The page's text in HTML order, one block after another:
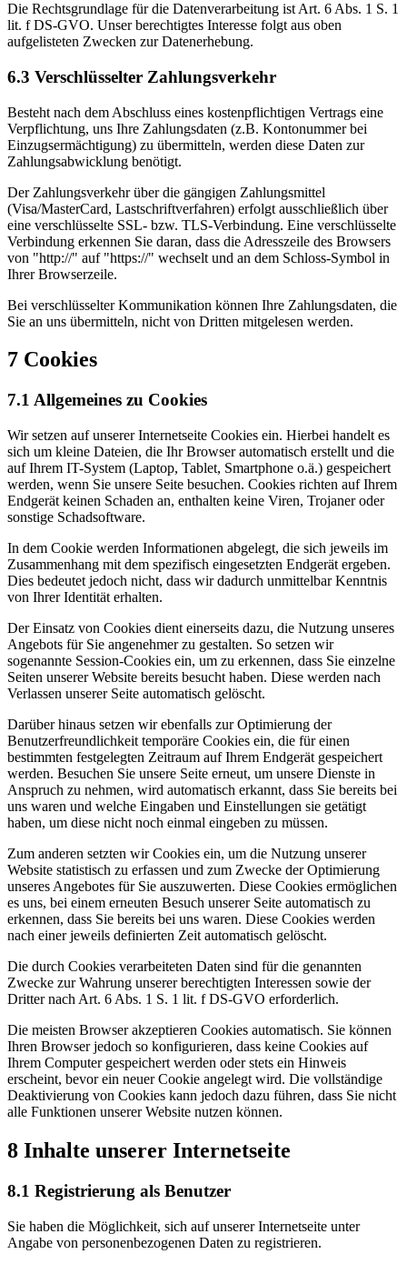
Die Rechtsgrundlage für die Datenverarbeitung ist Art. 6 Abs. 1 S. 1
lit. f DS-GVO. Unser berechtigtes Interesse folgt aus oben
aufgelisteten Zwecken zur Datenerhebung.
6.3 Verschlüsselter Zahlungsverkehr
Besteht nach dem Abschluss eines kostenpflichtigen Vertrags eine
Verpflichtung, uns Ihre Zahlungsdaten (z.B. Kontonummer bei
Einzugsermächtigung) zu übermitteln, werden diese Daten zur
Zahlungsabwicklung benötigt.
Der Zahlungsverkehr über die gängigen Zahlungsmittel
(Visa/MasterCard, Lastschriftverfahren) erfolgt ausschließlich über
eine verschlüsselte SSL- bzw. TLS-Verbindung. Eine verschlüsselte
Verbindung erkennen Sie daran, dass die Adresszeile des Browsers
von "http://" auf "https://" wechselt und an dem Schloss-Symbol in
Ihrer Browserzeile.
Bei verschlüsselter Kommunikation können Ihre Zahlungsdaten, die
Sie an uns übermitteln, nicht von Dritten mitgelesen werden.
7 Cookies
7.1 Allgemeines zu Cookies
Wir setzen auf unserer Internetseite Cookies ein. Hierbei handelt es
sich um kleine Dateien, die Ihr Browser automatisch erstellt und die
auf Ihrem IT-System (Laptop, Tablet, Smartphone o.ä.) gespeichert
werden, wenn Sie unsere Seite besuchen. Cookies richten auf Ihrem
Endgerät keinen Schaden an, enthalten keine Viren, Trojaner oder
sonstige Schadsoftware.
In dem Cookie werden Informationen abgelegt, die sich jeweils im
Zusammenhang mit dem spezifisch eingesetzten Endgerät ergeben.
Dies bedeutet jedoch nicht, dass wir dadurch unmittelbar Kenntnis
von Ihrer Identität erhalten.
Der Einsatz von Cookies dient einerseits dazu, die Nutzung unseres
Angebots für Sie angenehmer zu gestalten. So setzen wir
sogenannte Session-Cookies ein, um zu erkennen, dass Sie einzelne
Seiten unserer Website bereits besucht haben. Diese werden nach
Verlassen unserer Seite automatisch gelöscht.
Darüber hinaus setzen wir ebenfalls zur Optimierung der
Benutzerfreundlichkeit temporäre Cookies ein, die für einen
bestimmten festgelegten Zeitraum auf Ihrem Endgerät gespeichert
werden. Besuchen Sie unsere Seite erneut, um unsere Dienste in
Anspruch zu nehmen, wird automatisch erkannt, dass Sie bereits bei
uns waren und welche Eingaben und Einstellungen sie getätigt
haben, um diese nicht noch einmal eingeben zu müssen.
Zum anderen setzten wir Cookies ein, um die Nutzung unserer
Website statistisch zu erfassen und zum Zwecke der Optimierung
unseres Angebotes für Sie auszuwerten. Diese Cookies ermöglichen
es uns, bei einem erneuten Besuch unserer Seite automatisch zu
erkennen, dass Sie bereits bei uns waren. Diese Cookies werden
nach einer jeweils definierten Zeit automatisch gelöscht.
Die durch Cookies verarbeiteten Daten sind für die genannten
Zwecke zur Wahrung unserer berechtigten Interessen sowie der
Dritter nach Art. 6 Abs. 1 S. 1 lit. f DS-GVO erforderlich.
Die meisten Browser akzeptieren Cookies automatisch. Sie können
Ihren Browser jedoch so konfigurieren, dass keine Cookies auf
Ihrem Computer gespeichert werden oder stets ein Hinweis
erscheint, bevor ein neuer Cookie angelegt wird. Die vollständige
Deaktivierung von Cookies kann jedoch dazu führen, dass Sie nicht
alle Funktionen unserer Website nutzen können.
8 Inhalte unserer Internetseite
8.1 Registrierung als Benutzer
Sie haben die Möglichkeit, sich auf unserer Internetseite unter
Angabe von personenbezogenen Daten zu registrieren.